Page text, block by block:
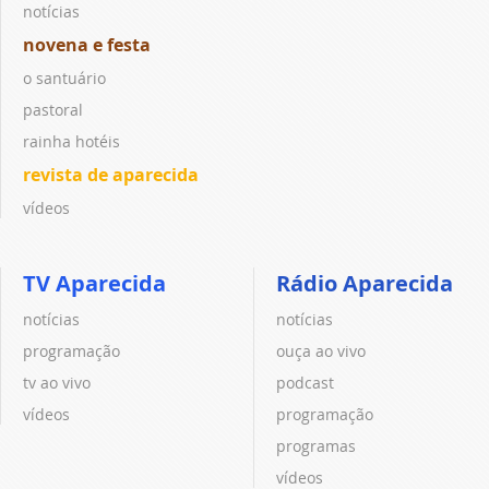
notícias
novena e festa
o santuário
pastoral
rainha hotéis
revista de aparecida
vídeos
TV Aparecida
notícias
programação
tv ao vivo
vídeos
Rádio Aparecida
notícias
ouça ao vivo
podcast
programação
programas
vídeos